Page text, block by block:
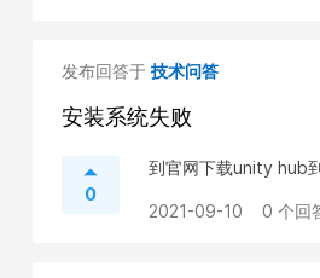
发布回答于 技术问答
安装系统失败
0
到官网下载unity hub
2021-09-10 0 个回